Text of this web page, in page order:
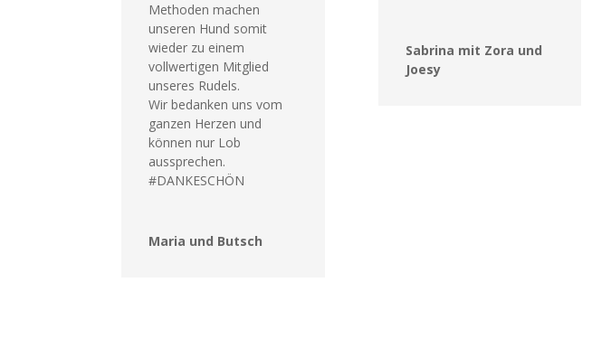
Methoden machen
unseren Hund somit
wieder zu einem
vollwertigen Mitglied
unseres Rudels.
Wir bedanken uns vom
ganzen Herzen und
können nur Lob
aussprechen.
#DANKESCHÖN
Maria und Butsch
Sabrina mit Zora und
Joesy